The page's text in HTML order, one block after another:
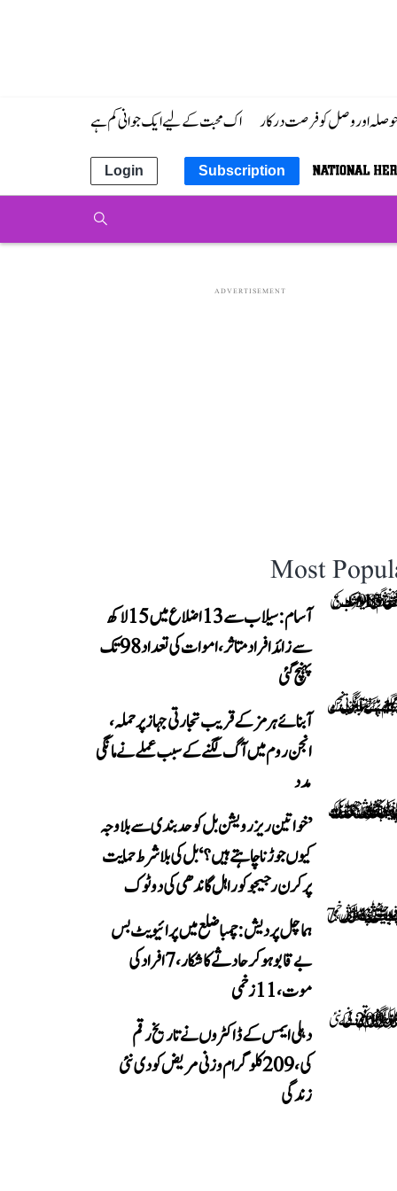
حوصلہ اور وصل کو فرصت درکار اک محبت کے لیے ایک جوانی کم ہے
Subscription
Login
ADVERTISEMENT
Most
آسام: سیلاب سے 13 اضلاع میں 15 لاکھ
سے زائد افراد متاثر، اموات کی تعداد 98 تک
پہنچ گئی
آبنائے ہرمز کے قریب تجارتی جہاز پر حملہ،
انجن روم میں آگ لگنے کے سبب عملے نے مانگی
مدد
’خواتین ریزرویشن بل کو حدبندی سے بلا وجہ
کیوں جوڑنا چاہتے ہیں؟‘ بل کی بلا شرط حمایت
پر کرن رجیجو کو راہل گاندھی کی دوٹوک
ہماچل پردیش: چمبا ضلع میں پرائیویٹ بس
بے قابو ہوکر حادثے کا شکار، 7 افراد کی
موت، 11 زخمی
دہلی ایمس کے ڈاکٹروں نے تاریخ رقم
کی، 209 کلوگرام وزنی مریض کو دی نئی
زندگی